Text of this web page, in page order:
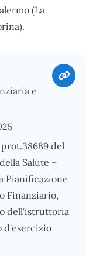
(La
e
del
Salute –
Pianificazione
Finanziario,
dell'istruttoria
d'esercizio